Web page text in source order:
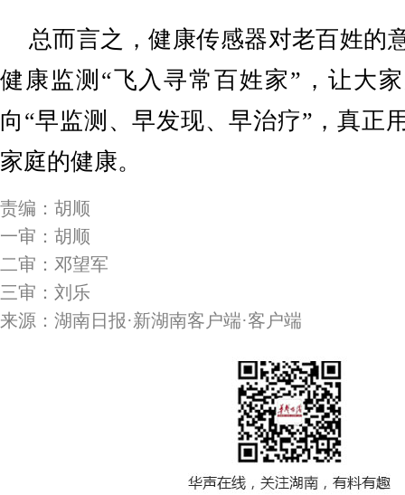
总而言之，健康传感器对老百姓的
健康监测“飞入寻常百姓家”，让大
向“早监测、早发现、早治疗”，真正
家庭的健康。
责编：胡顺
一审：胡顺
二审：邓望军
三审：刘乐
来源：湖南日报·新湖南客户端·客户端